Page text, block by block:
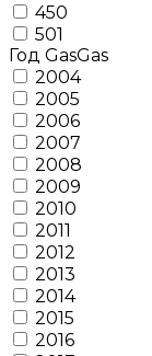
450
501
Год GasGas
2004
2005
2006
2007
2008
2009
2010
2011
2012
2013
2014
2015
2016